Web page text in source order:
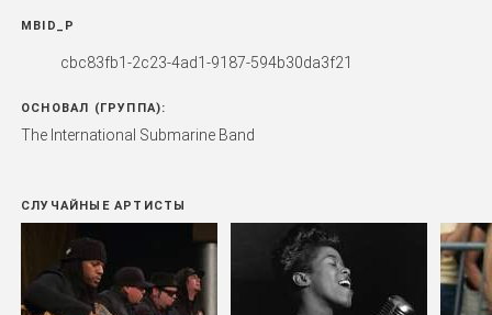
MBID_P
cbc83fb1-2c23-4ad1-9187-594b30da3f21
ОСНОВАЛ (ГРУППА):
The International Submarine Band
СЛУЧАЙНЫЕ АРТИСТЫ